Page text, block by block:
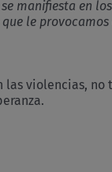
manifiesta en
le
violencias,